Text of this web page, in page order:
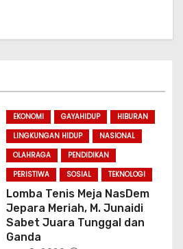
EKONOMI GAYAHIDUP
HIBURAN
LINGKUNGAN HIDUP
NASIONAL
OLAHRAGA
PENDIDIKAN
PERISTIWA
SOSIAL TEKNOLOGI
Lomba Tenis Meja NasDem
Jepara Meriah, M. Junaidi
Sabet Juara Tunggal dan
Ganda